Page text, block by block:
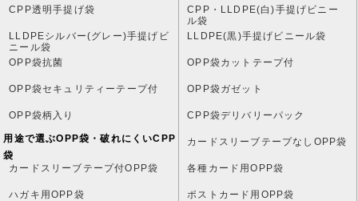
CPP透明手提げ袋
CPP・LLDPE(白)手提げビニー
ル袋
LLDPEシルバー(グレー)手提げビ
ニール袋
LLDPE(黒)手提げビニール袋
OPP袋抗菌 OPP袋カットテープ付
OPP袋セキュリティーテープ付 OPP袋ガゼット
OPP袋柄入り CPP袋デリバリーパック
用途で選ぶOPP袋・破れにくいCPP
袋
カードスリーブテープなしOPP袋
カードスリーブテープ付OPP袋 各種カード用OPP袋
ハガキ用OPP袋 ポストカード用OPP袋